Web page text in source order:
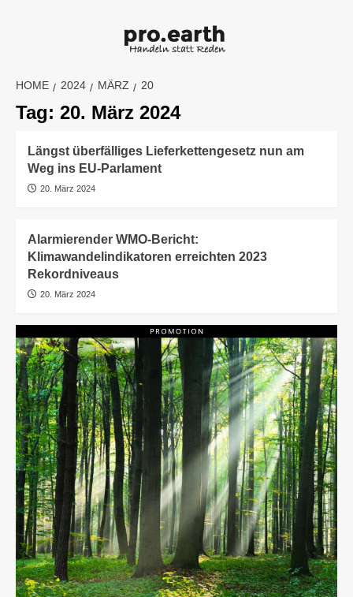
HOME 2024 MÄRZ 20
Tag: 20. März 2024
Längst überfälliges Lieferkettengesetz nun am
Weg ins EU-Parlament
20. März 2024
Alarmierender WMO-Bericht:
Klimawandelindikatoren erreichten 2023
Rekordniveaus
20. März 2024